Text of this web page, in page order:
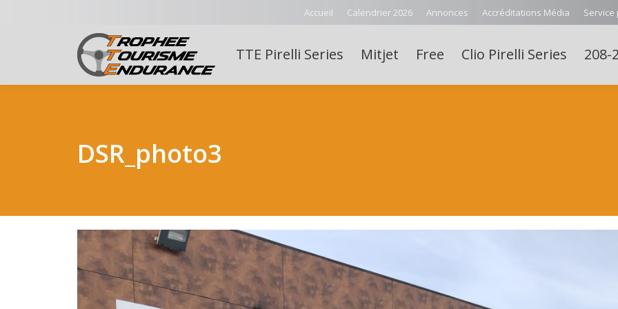
Accueil Calendrier 2026 Annonces Accréditations Média
TTE Pirelli Series Mitjet Free Clio Pirelli Series 208-
DSR_photo3